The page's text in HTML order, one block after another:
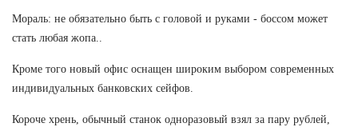
Мораль: не обязательно быть с головой и руками - боссом может
стать любая жопа..
Кроме того новый офис оснащен широким выбором современных
индивидуальных банковских сейфов.
Короче хрень, обычный станок одноразовый взял за пару рублей,